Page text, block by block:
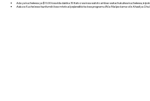
Ada ya kuchelewa ya $10.00 kwa kila dakika 30 itatozwa kwa watoto ambao watachukuliwa kuchelewa,
Ada za Kuchelewa hazitumiki kwa mtoto aliyejiandikisha kwa programu Bila Malipo kama vile Ahadi ya